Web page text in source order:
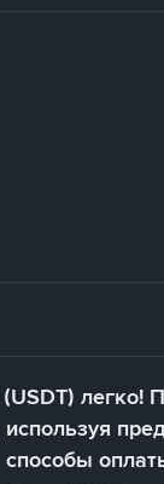
(USDT) легко!
способы